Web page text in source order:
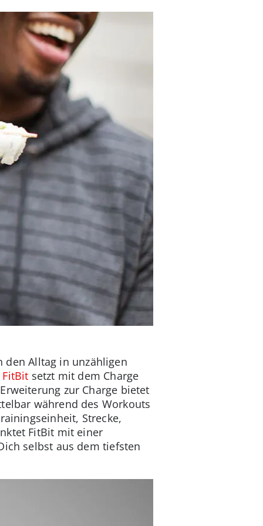
den Alltag in unzähligen
FitBit setzt mit dem Charge
zur Charge bietet
während des Workouts
Strecke,
FitBit mit einer
selbst aus dem tiefsten